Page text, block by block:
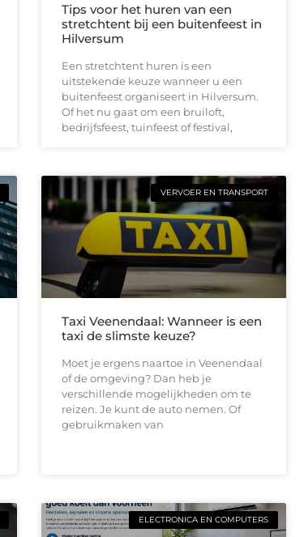
Tips voor het huren van een
stretchtent bij een buitenfeest in
Hilversum
Een stretchtent huren is een
uitstekende keuze wanneer u een
buitenfeest organiseert in Hilversum.
Of het nu gaat om een bruiloft,
bedrijfsfeest, tuinfeest of festival,
VERVOER EN TRANSPORT
Taxi Veenendaal: Wanneer is een
taxi de slimste keuze?
Moet je ergens naartoe in Veenendaal
of de omgeving? Dan heb je
verschillende mogelijkheden om te
reizen. Je kunt de auto nemen. Of
gebruikmaken van
ELECTRONICA EN COMPUTERS